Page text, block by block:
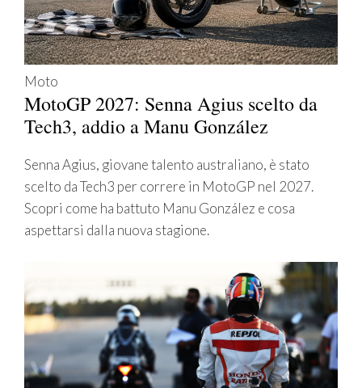
Moto
MotoGP 2027: Senna Agius scelto da
Tech3, addio a Manu González
Senna Agius, giovane talento australiano, è stato
scelto da Tech3 per correre in MotoGP nel 2027.
Scopri come ha battuto Manu González e cosa
aspettarsi dalla nuova stagione.